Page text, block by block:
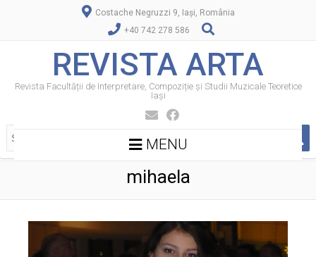
Costache Negruzzi 9, Iași, România
+40 742 278 586
REVISTA ARTA
Revista Facultății de Interpretare, Compoziție și Studii Muzicale Teoretice
Iași
MENU
mihaela